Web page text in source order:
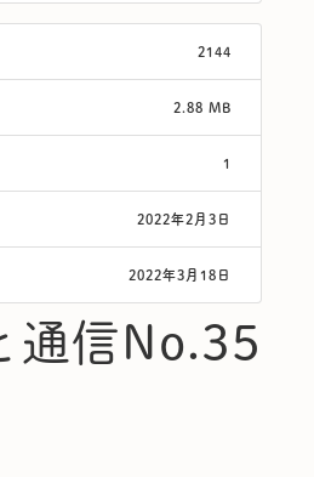
2144
2.88 MB
1
2022年2月3日
2022年3月18日
通信No.35